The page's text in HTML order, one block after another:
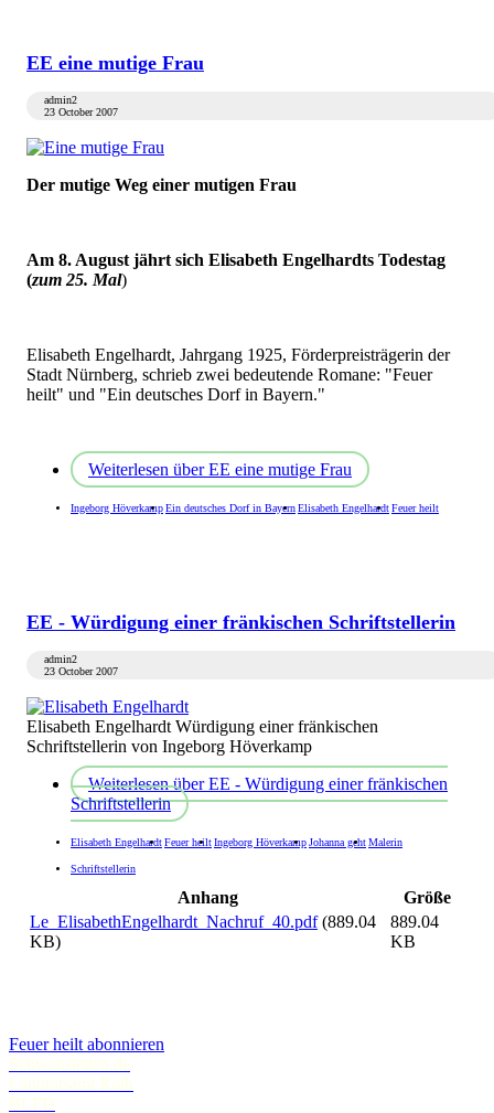
EE eine mutige Frau
admin2
23 October 2007
Der mutige Weg einer mutigen Frau
Am 8. August jährt sich Elisabeth Engelhardts Todestag
(zum 25. Mal)
Elisabeth Engelhardt, Jahrgang 1925, Förderpreisträgerin der
Stadt Nürnberg, schrieb zwei bedeutende Romane: "Feuer
heilt" und "Ein deutsches Dorf in Bayern."
Weiterlesen über EE eine mutige Frau
Ingeborg HöverkampEin deutsches Dorf in BayernElisabeth EngelhardtFeuer heilt
EE - Würdigung einer fränkischen Schriftstellerin
admin2
23 October 2007
Elisabeth Engelhardt Würdigung einer fränkischen
Schriftstellerin von Ingeborg Höverkamp
Weiterlesenüber EE - Würdigung einer fränkischen
Schriftstellerin
Elisabeth EngelhardtFeuer heiltIngeborg HöverkampJohanna gehtMalerin
Schriftstellerin
Anhang
Größe
Le_ElisabethEngelhardt_Nachruf_40.pdf (889.04
KB)
889.04
KB
Feuer heilt abonnieren
Schwanstetten.de
Landratsamt Roth
BLFD